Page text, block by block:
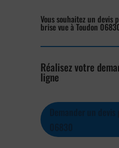
Vous souhaitez un devis
brise vue à Toudon
Réalisez votre
ligne